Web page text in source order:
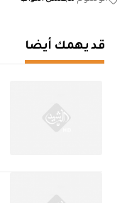
قد يهمك أيضا